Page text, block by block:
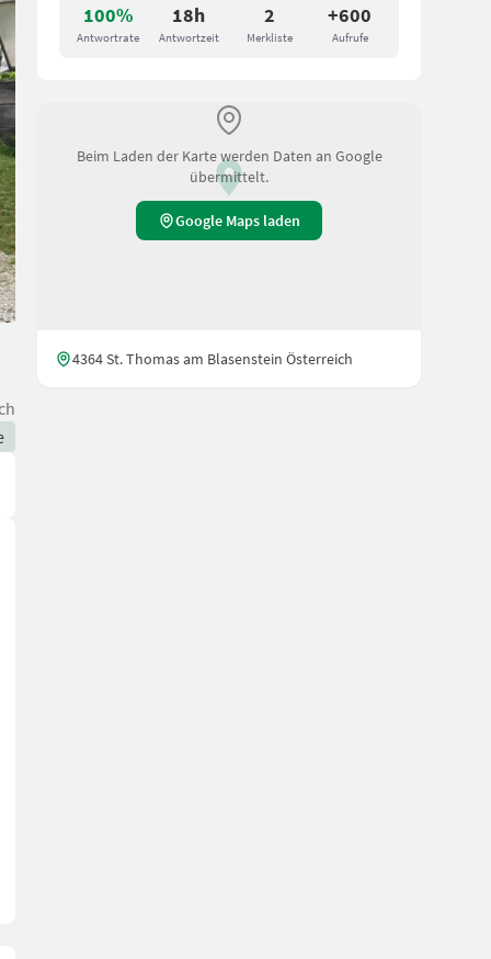
100%
Antwortrate
18h
Antwortzeit
2
Merkliste
+600
Aufrufe
Beim Laden der Karte werden Daten an Google
übermittelt.
Google Maps laden
4364 St. Thomas am Blasenstein Österreich